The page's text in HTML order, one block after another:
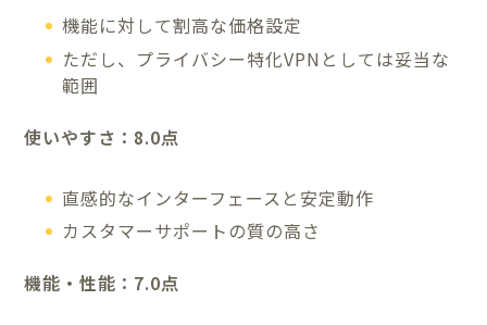
機能に対して割高な価格設定
ただし、プライバシー特化VPNとしては妥当な
範囲
使いやすさ：8.0点
直感的なインターフェースと安定動作
カスタマーサポートの質の高さ
機能・性能：7.0点